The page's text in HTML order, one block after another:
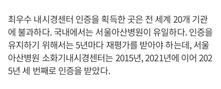
최우수 내시경센터 인증을 획득한 곳은 전 세계 20개 기관
에 불과하다. 국내에서는 서울아산병원이 유일하다. 인증을
유지하기 위해서는 5년마다 재평가를 받아야 하는데, 서울
아산병원 소화기내시경센터는 2015년, 2021년에 이어 202
5년 세 번째로 인증을 받았다.